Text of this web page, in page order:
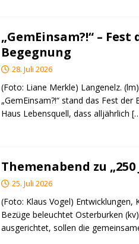
„GemEinsam?!“ – Fest
Begegnung
28. Juli 2026
(Foto: Liane Merkle) Langenelz.
„GemEinsam?!“ stand das Fest der
Haus Lebensquell, dass alljährlich
Themenabend zu „250
25. Juli 2026
(Foto: Klaus Vogel) Entwicklungen,
Bezüge beleuchtet Osterburken
ausgerichtet, sollen die